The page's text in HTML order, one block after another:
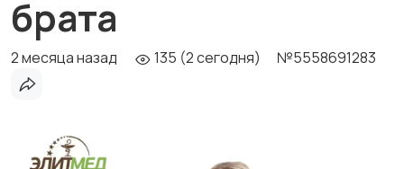
брата
2 месяца назад 135 (2 сегодня) №5558691283